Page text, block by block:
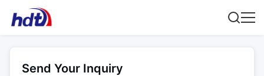
Send Your Inquiry